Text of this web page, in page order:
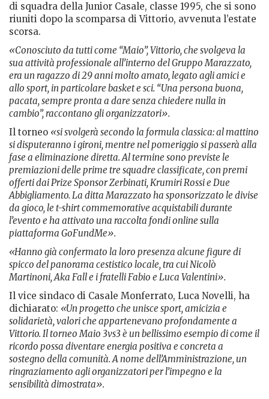
di squadra della Junior Casale, classe 1995, che si sono
riuniti dopo la scomparsa di Vittorio, avvenuta l’estate
scorsa.
«Conosciuto da tutti come “Maio”, Vittorio, che svolgeva la
sua attività professionale all’interno del Gruppo Marazzato,
era un ragazzo di 29 anni molto amato, legato agli amici e
allo sport, in particolare basket e sci. “Una persona buona,
pacata, sempre pronta a dare senza chiedere nulla in
cambio”, raccontano gli organizzatori».
Il torneo «si svolgerà secondo la formula classica: al mattino
si disputeranno i gironi, mentre nel pomeriggio si passerà alla
fase a eliminazione diretta. Al termine sono previste le
premiazioni delle prime tre squadre classificate, con premi
offerti dai Prize Sponsor Zerbinati, Krumiri Rossi e Due
Abbigliamento. La ditta Marazzato ha sponsorizzato le divise
da gioco, le t-shirt commemorative acquistabili durante
l’evento e ha attivato una raccolta fondi online sulla
piattaforma GoFundMe».
«Hanno già confermato la loro presenza alcune figure di
spicco del panorama cestistico locale, tra cui Nicolò
Martinoni, Aka Fall e i fratelli Fabio e Luca Valentini».
Il vice sindaco di Casale Monferrato, Luca Novelli, ha
dichiarato: «Un progetto che unisce sport, amicizia e
solidarietà, valori che appartenevano profondamente a
Vittorio. Il torneo Maio 3vs3 è un bellissimo esempio di come il
ricordo possa diventare energia positiva e concreta a
sostegno della comunità. A nome dell’Amministrazione, un
ringraziamento agli organizzatori per l’impegno e la
sensibilità dimostrata».